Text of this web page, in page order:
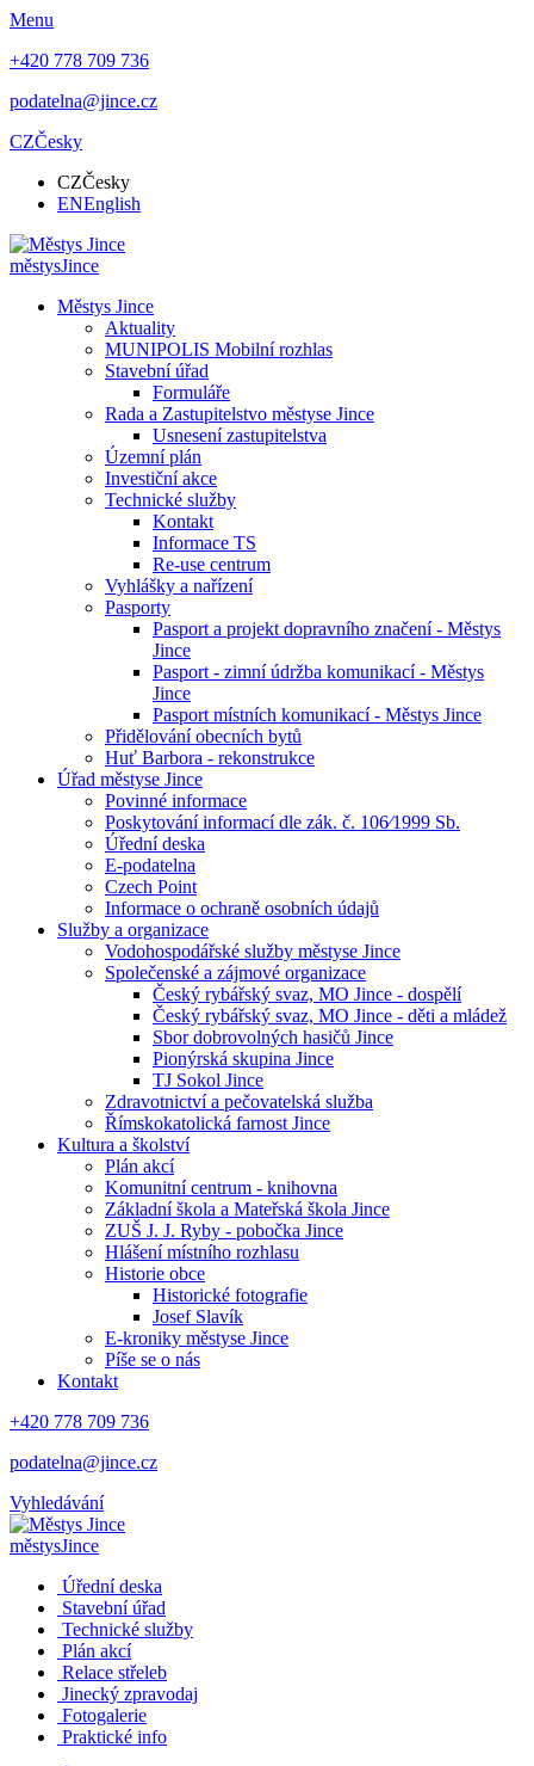
Menu
+420 778 709 736
podatelna@jince.cz
CZČesky
CZČesky
ENEnglish
městysJince
Městys Jince
Aktuality
MUNIPOLIS Mobilní rozhlas
Stavební úřad
Formuláře
Rada a Zastupitelstvo městyse Jince
Usnesení zastupitelstva
Územní plán
Investiční akce
Technické služby
Kontakt
Informace TS
Re-use centrum
Vyhlášky a nařízení
Pasporty
Pasport a projekt dopravního značení - Městys
Jince
Pasport - zimní údržba komunikací - Městys
Jince
Pasport místních komunikací - Městys Jince
Přidělování obecních bytů
Huť Barbora - rekonstrukce
Úřad městyse Jince
Povinné informace
Poskytování informací dle zák. č. 106⁄1999 Sb.
Úřední deska
E-podatelna
Czech Point
Informace o ochraně osobních údajů
Služby a organizace
Vodohospodářské služby městyse Jince
Společenské a zájmové organizace
Český rybářský svaz, MO Jince - dospělí
Český rybářský svaz, MO Jince - děti a mládež
Sbor dobrovolných hasičů Jince
Pionýrská skupina Jince
TJ Sokol Jince
Zdravotnictví a pečovatelská služba
Římskokatolická farnost Jince
Kultura a školství
Plán akcí
Komunitní centrum - knihovna
Základní škola a Mateřská škola Jince
ZUŠ J. J. Ryby - pobočka Jince
Hlášení místního rozhlasu
Historie obce
Historické fotografie
Josef Slavík
E-kroniky městyse Jince
Píše se o nás
Kontakt
+420 778 709 736
podatelna@jince.cz
Vyhledávání
městysJince
Úřední deska
Stavební úřad
Technické služby
Plán akcí
Relace střeleb
Jinecký zpravodaj
Fotogalerie
Praktické info